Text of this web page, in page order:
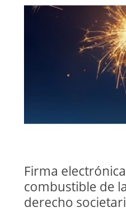
Firma
combustible de
derecho